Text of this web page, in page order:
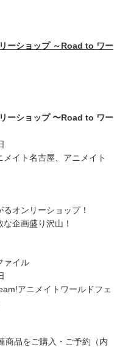
ーショップ ～Road to ワー
ーショップ 〜Road to ワー
イト名古屋、アニメイト
オンリーショップ！
企画盛り沢山！
ァイル
アニメイトワールドフェ
商品をご購入・ご予約（内